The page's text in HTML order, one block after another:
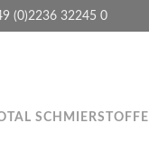
(0)2236 32245 0
SCHMIERSTOFFE